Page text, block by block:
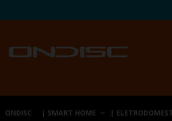
ONDISC | SMART HOME |